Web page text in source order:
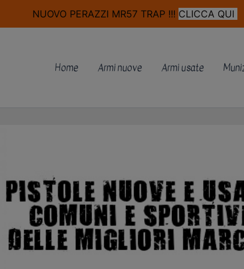
NUOVO PERAZZI MR57 TRAP !!! CLICCA QUI
Home Armi nuove Armi usate